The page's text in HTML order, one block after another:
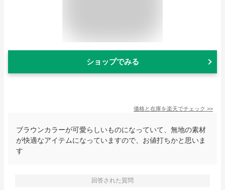
ショップでみる
価格と在庫を楽天でチェック >>
ブラウンカラーが可愛らしいものになっていて、無地の素材
が快適なアイテムになっていますので、お値打ちかと思いま
す
回答された質問